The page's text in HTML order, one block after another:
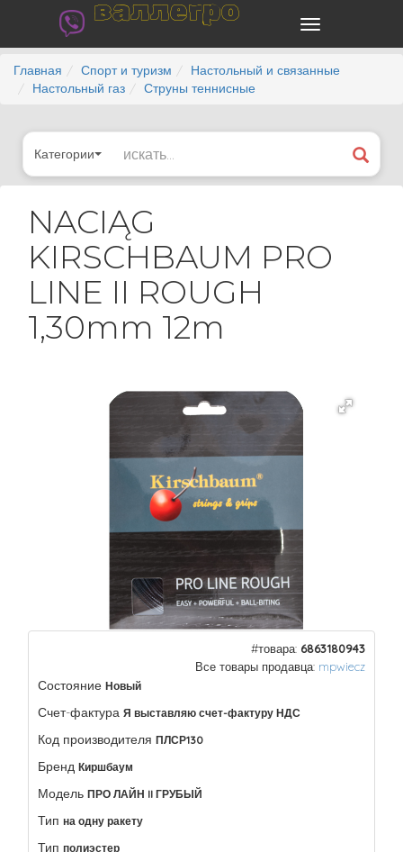
валлегро
Главная Спорт и туризм
Настольный и связанные
Настольный газ
Струны теннисные
Категории
NACIĄG
KIRSCHBAUM PRO
LINE II ROUGH
1,30mm 12m
#товара: 6863180943
Все товары продавца: mpwiecz
Состояние Новый
Счет-фактура Я выставляю счет-фактуру НДС
Код производителя ПЛСР130
Бренд Киршбаум
Модель ПРО ЛАЙН II ГРУБЫЙ
Тип на одну ракету
Тип полиэстер